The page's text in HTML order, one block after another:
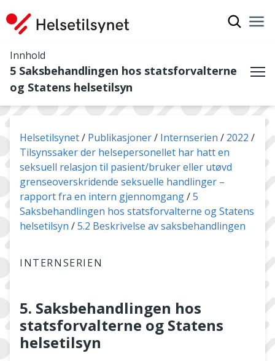
Innhold
5 Saksbehandlingen hos statsforvalterne
og Statens helsetilsyn
Du er her:
Helsetilsynet Publikasjoner Internserien
2022
Tilsynssaker der helsepersonellet har hatt en
seksuell relasjon til pasient/bruker eller utøvd
grenseoverskridende seksuelle handlinger –
rapport fra en intern gjennomgang
5
Saksbehandlingen hos statsforvalterne og Statens
helsetilsyn
5.2 Beskrivelse av saksbehandlingen
INTERNSERIEN
5. Saksbehandlingen hos
statsforvalterne og Statens
helsetilsyn